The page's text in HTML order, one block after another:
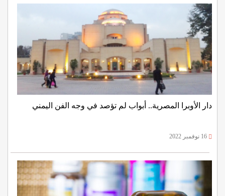
دار الأوبرا المصرية.. أبواب لم تؤصد في وجه الفن اليمني